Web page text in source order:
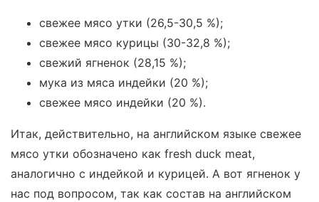
свежее мясо утки (26,5-30,5 %);
свежее мясо курицы (30-32,8 %);
свежий ягненок (28,15 %);
мука из мяса индейки (20 %);
свежее мясо индейки (20 %).
Итак, действительно, на английском языке свежее
мясо утки обозначено как fresh duck meat,
аналогично с индейкой и курицей. А вот ягненок у
нас под вопросом, так как состав на английском